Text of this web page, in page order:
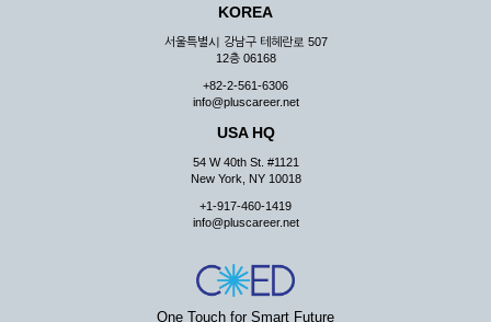
KOREA
서울특별시 강남구 테헤란로 507
12층 06168
+82-2-561-6306
info@pluscareer.net
USA HQ
54 W 40th St. #1121
New York, NY 10018
+1-917-460-1419
info@pluscareer.net
One Touch for Smart Future